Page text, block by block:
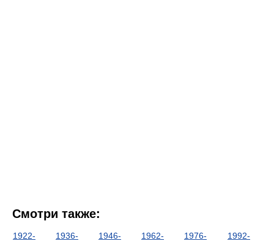
Смотри также:
1922-
1936-
1946-
1962-
1976-
1992-